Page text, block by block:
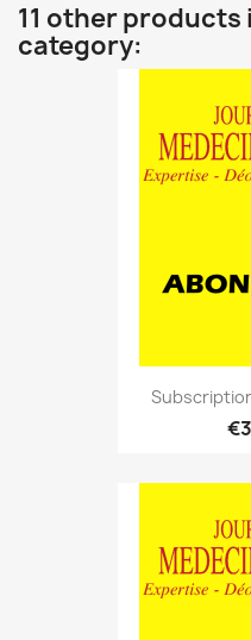
11 other products
category: